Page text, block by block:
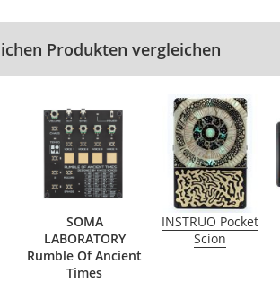
Produkten vergleichen
SOMA
LABORATORY
Rumble Of Ancient
Times
INSTRUO Pocket
Scion